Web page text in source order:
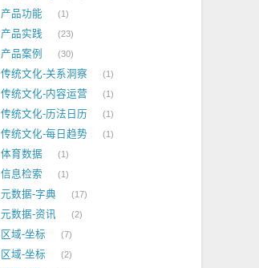
产品功能 1
产品实践 23
产品案例 30
传统文化-关系洞察 1
传统文化-内容运营 1
传统文化-历法日历 1
传统文化-每日趋势 1
体育数据 1
信息检索 1
元数据-字典 17
元数据-资讯 2
区域-坐标 7
区域-坐标 2